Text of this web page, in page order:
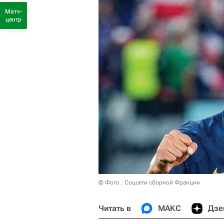
© Фото : Соцсети сборной Франции
Читать в МАКС
Матч-
центр